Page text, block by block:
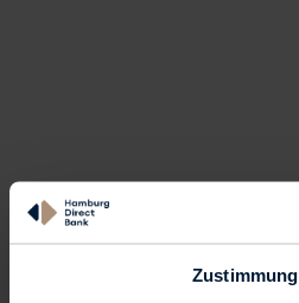
Zustimmung